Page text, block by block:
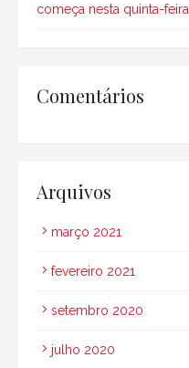
começa nesta quinta-feira
Comentários
Arquivos
março 2021
fevereiro 2021
setembro 2020
julho 2020